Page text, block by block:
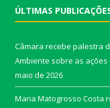
ÚLTIMAS
Câmara recebe palestra
Ambiente sobre as ações
maio de 2026
Maria Matogrosso Costa